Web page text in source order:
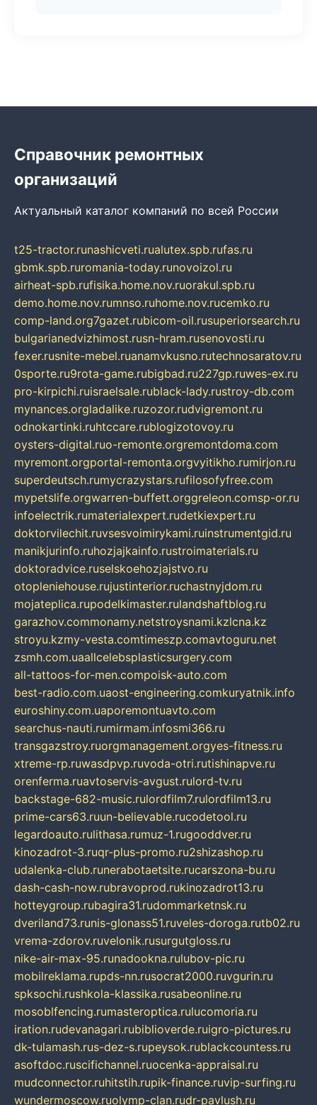
Справочник ремонтных
организаций
Актуальный каталог компаний по всей России
t25-tractor.runashicveti.rualutex.spb.rufas.ru
gbmk.spb.ruromania-today.runovoizol.ru
airheat-spb.rufisika.home.nov.ruorakul.spb.ru
demo.home.nov.rumnso.ruhome.nov.rucemko.ru
comp-land.org7gazet.rubicom-oil.rusuperiorsearch.ru
bulgarianedvizhimost.rusn-hram.rusenovosti.ru
fexer.rusnite-mebel.ruanamvkusno.rutechnosaratov.ru
0sporte.ru9rota-game.rubigbad.ru227gp.ruwes-ex.ru
pro-kirpichi.ruisraelsale.rublack-lady.rustroy-db.com
mynances.orgladalike.ruzozor.rudvigremont.ru
odnokartinki.ruhtccare.rublogizotovoy.ru
oysters-digital.ruo-remonte.orgremontdoma.com
myremont.orgportal-remonta.orgvyitikho.rumirjon.ru
superdeutsch.rumycrazystars.rufilosofyfree.com
mypetslife.orgwarren-buffett.orggreleon.comsp-or.ru
infoelectrik.rumaterialexpert.rudetkiexpert.ru
doktorvilechit.ruvsesvoimirykami.ruinstrumentgid.ru
manikjurinfo.ruhozjajkainfo.rustroimaterials.ru
doktoradvice.ruselskoehozjajstvo.ru
otopleniehouse.rujustinterior.ruchastnyjdom.ru
mojateplica.rupodelkimaster.rulandshaftblog.ru
garazhov.commonamy.netstroysnami.kzlcna.kz
stroyu.kzmy-vesta.comtimeszp.comavtoguru.net
zsmh.com.uaallcelebsplasticsurgery.com
all-tattoos-for-men.compoisk-auto.com
best-radio.com.uaost-engineering.comkuryatnik.info
euroshiny.com.uaporemontuavto.com
searchus-nauti.rumirmam.infosmi366.ru
transgazstroy.ruorgmanagement.orgyes-fitness.ru
xtreme-rp.ruwasdpvp.ruvoda-otri.rutishinapve.ru
orenferma.ruavtoservis-avgust.rulord-tv.ru
backstage-682-music.rulordfilm7.rulordfilm13.ru
prime-cars63.ruun-believable.rucodetool.ru
legardoauto.rulithasa.rumuz-1.rugooddver.ru
kinozadrot-3.ruqr-plus-promo.ru2shizashop.ru
udalenka-club.runerabotaetsite.rucarszona-bu.ru
dash-cash-now.rubravoprod.rukinozadrot13.ru
hotteygroup.rubagira31.rudommarketnsk.ru
dveriland73.runis-glonass51.ruveles-doroga.rutb02.ru
vrema-zdorov.ruvelonik.rusurgutgloss.ru
nike-air-max-95.runadookna.rulubov-pic.ru
mobilreklama.rupds-nn.rusocrat2000.ruvgurin.ru
spksochi.rushkola-klassika.rusabeonline.ru
mosoblfencing.rumasteroptica.rulucomoria.ru
iration.rudevanagari.rubiblioverde.ruigro-pictures.ru
dk-tulamash.rus-dez-s.rupeysok.rublackcountess.ru
asoftdoc.ruscifichannel.ruocenka-appraisal.ru
mudconnector.ruhitstih.rupik-finance.ruvip-surfing.ru
wundermoscow.ruolymp-clan.rudr-pavlush.ru